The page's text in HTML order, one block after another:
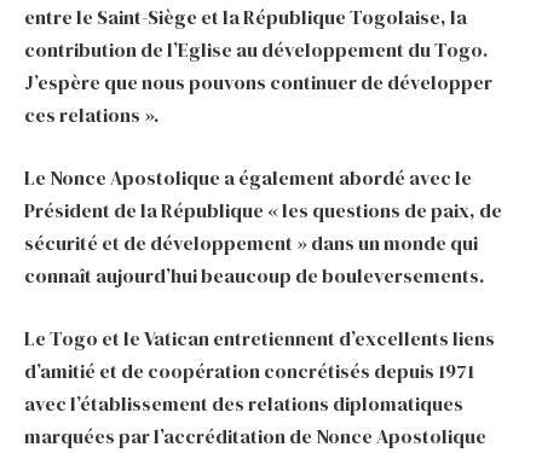
entre le Saint-Siège et la République Togolaise, la
contribution de l’Eglise au développement du Togo.
J’espère que nous pouvons continuer de développer
ces relations ».
Le Nonce Apostolique a également abordé avec le
Président de la République « les questions de paix, de
sécurité et de développement » dans un monde qui
connaît aujourd’hui beaucoup de bouleversements.
Le Togo et le Vatican entretiennent d’excellents liens
d’amitié et de coopération concrétisés depuis 1971
avec l’établissement des relations diplomatiques
marquées par l’accréditation de Nonce Apostolique